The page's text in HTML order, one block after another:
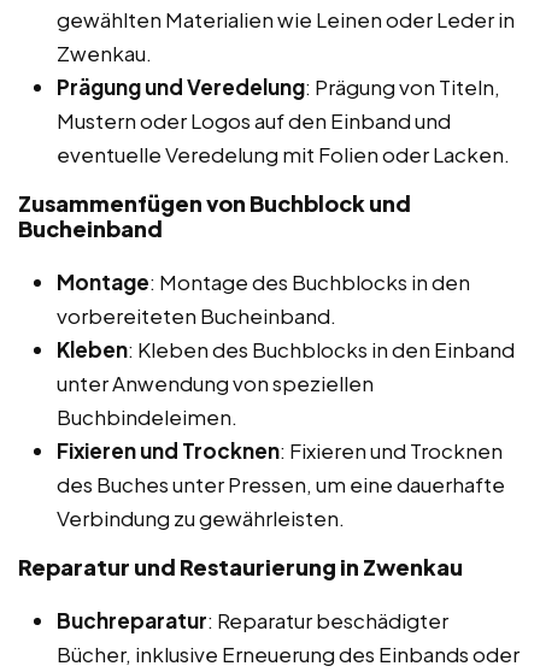
gewählten Materialien wie Leinen oder Leder in
Zwenkau.
Prägung und Veredelung: Prägung von Titeln,
Mustern oder Logos auf den Einband und
eventuelle Veredelung mit Folien oder Lacken.
Zusammenfügen von Buchblock und
Bucheinband
Montage: Montage des Buchblocks in den
vorbereiteten Bucheinband.
Kleben: Kleben des Buchblocks in den Einband
unter Anwendung von speziellen
Buchbindeleimen.
Fixieren und Trocknen: Fixieren und Trocknen
des Buches unter Pressen, um eine dauerhafte
Verbindung zu gewährleisten.
Reparatur und Restaurierung in Zwenkau
Buchreparatur: Reparatur beschädigter
Bücher, inklusive Erneuerung des Einbands oder